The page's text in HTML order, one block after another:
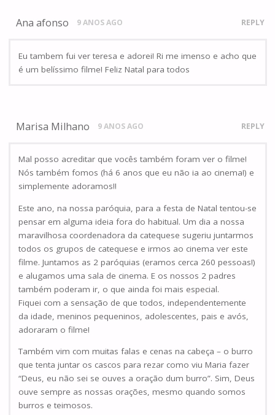
Ana afonso 9 ANOS AGO REPLY
Eu tambem fui ver teresa e adorei! Ri me imenso e acho que
é um belíssimo filme! Feliz Natal para todos
Marisa Milhano 9 ANOS AGO REPLY
Mal posso acreditar que vocês também foram ver o filme!
Nós também fomos (há 6 anos que eu não ia ao cinema!) e
simplemente adoramos!!
Este ano, na nossa paróquia, para a festa de Natal tentou-se
pensar em alguma ideia fora do habitual. Um dia a nossa
maravilhosa coordenadora da catequese sugeriu juntarmos
todos os grupos de catequese e irmos ao cinema ver este
filme. Juntamos as 2 paróquias (eramos cerca 260 pessoas!)
e alugamos uma sala de cinema. E os nossos 2 padres
também poderam ir, o que ainda foi mais especial.
Fiquei com a sensação de que todos, independentemente
da idade, meninos pequeninos, adolescentes, pais e avós,
adoraram o filme!
Também vim com muitas falas e cenas na cabeça – o burro
que tenta juntar os cascos para rezar como viu Maria fazer
“Deus, eu não sei se ouves a oração dum burro”. Sim, Deus
ouve sempre as nossas orações, mesmo quando somos
burros e teimosos.